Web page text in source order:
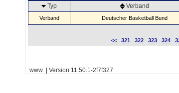
Typ
Verband
Verband Deutscher Basketball Bund
<< 321 322 323 324
www | Version 11.50.1-2f7f327